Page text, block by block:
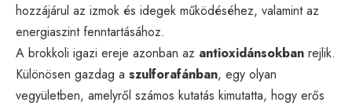
hozzájárul az izmok és idegek működéséhez, valamint az
energiaszint fenntartásához.
A brokkoli igazi ereje azonban az antioxidánsokban rejlik.
Különösen gazdag a szulforafánban, egy olyan
vegyületben, amelyről számos kutatás kimutatta, hogy erős